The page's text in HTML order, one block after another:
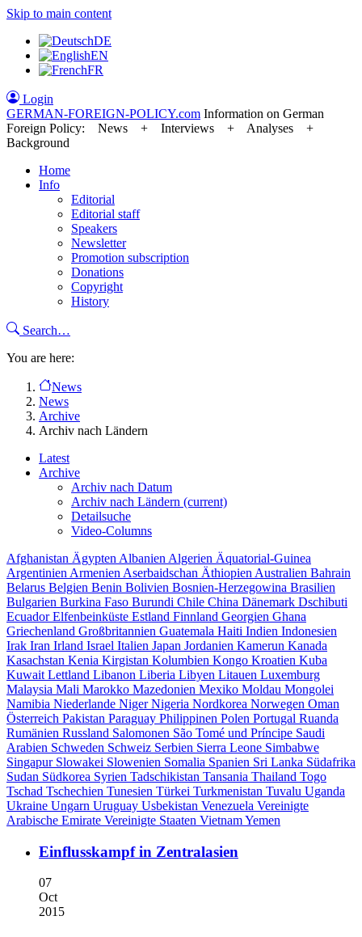
Skip to main content
DE
EN
FR
Login
GERMAN-FOREIGN-POLICY.com Information on German
Foreign Policy: News + Interviews + Analyses +
Background
Home
Info
Editorial
Editorial staff
Speakers
Newsletter
Promotion subscription
Donations
Copyright
History
Search…
You are here:
News
News
Archive
Archiv nach Ländern
Latest
Archive
Archiv nach Datum
Archiv nach Ländern (current)
Detailsuche
Video-Columns
Afghanistan Ägypten Albanien Algerien Äquatorial-Guinea
Argentinien Armenien Aserbaidschan Äthiopien Australien Bahrain
Belarus Belgien Benin Bolivien Bosnien-Herzegowina Brasilien
Bulgarien Burkina Faso Burundi Chile China Dänemark Dschibuti
EcuadorElfenbeinküste Estland Finnland Georgien Ghana
Griechenland Großbritannien Guatemala Haiti Indien Indonesien
Irak Iran Irland Israel Italien Japan Jordanien Kamerun Kanada
Kasachstan Kenia Kirgistan Kolumbien Kongo Kroatien Kuba
Kuwait Lettland Libanon Liberia Libyen Litauen Luxemburg
Malaysia Mali Marokko Mazedonien Mexiko Moldau Mongolei
Namibia Niederlande NigerNigeria Nordkorea Norwegen Oman
Österreich Pakistan Paraguay Philippinen Polen Portugal Ruanda
Rumänien Russland Salomonen São Tomé und Príncipe Saudi
Arabien Schweden Schweiz Serbien Sierra Leone Simbabwe
Singapur Slowakei Slowenien Somalia Spanien Sri Lanka Südafrika
Sudan Südkorea Syrien Tadschikistan Tansania Thailand Togo
Tschad Tschechien Tunesien Türkei Turkmenistan Tuvalu Uganda
Ukraine Ungarn Uruguay Usbekistan Venezuela Vereinigte
Arabische Emirate Vereinigte Staaten VietnamYemen
Einflusskampf in Zentralasien
07
Oct
2015